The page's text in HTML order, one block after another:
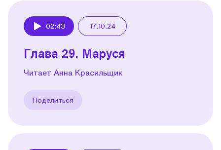
02:43 17.10.24
Глава 29. Маруся
Читает Анна Красильщик
Поделиться